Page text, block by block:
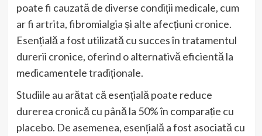
poate fi cauzată de diverse condiții medicale, cum
ar fi artrita, fibromialgia și alte afecțiuni cronice.
Esențială a fost utilizată cu succes în tratamentul
durerii cronice, oferind o alternativă eficientă la
medicamentele tradiționale.
Studiile au arătat că esențială poate reduce
durerea cronică cu până la 50% în comparație cu
placebo. De asemenea, esențială a fost asociată cu